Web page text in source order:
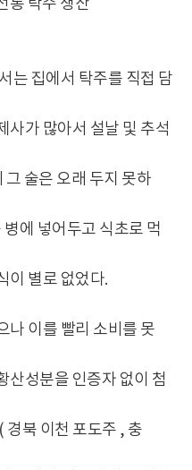
통 탁주 생산
는 집에서 탁주를 직접 담
사가 많아서 설날 및 추석
술은 오래 두지 못하
에 넣어두고 식초로 먹
이 별로 없었다.
나 이를 빨리 소비를 못
산성분을 인증자 없이 첨
경북 이천 포도주 , 충